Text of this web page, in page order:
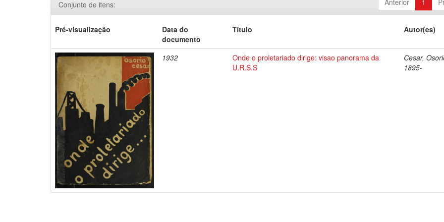
Anterior 1
Conjunto de itens:
Pré-visualização
Data do
documento
Título Autor(es)
1932
Onde o proletariado dirige: visao panorama da
U.R.S.S
Cesar,
1895-